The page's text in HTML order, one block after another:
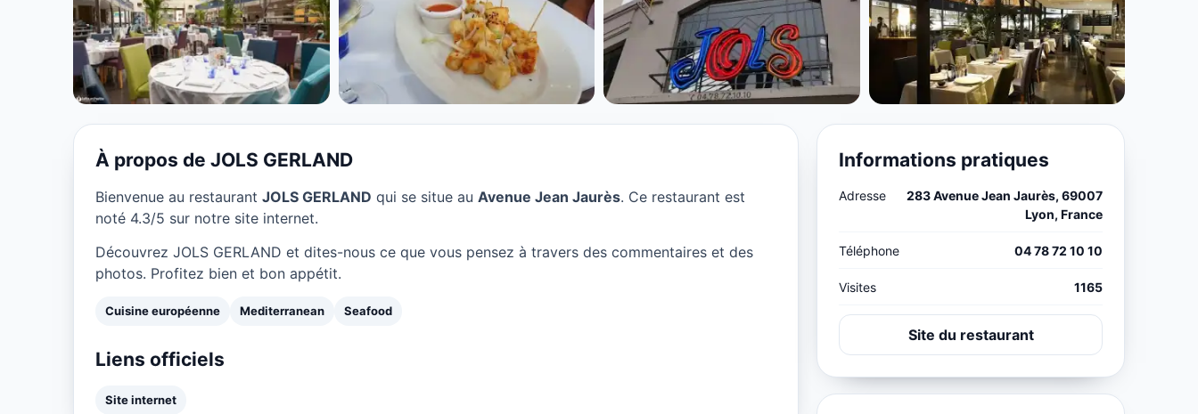
CUISINE EUROPÉENNE
JOLS GERLAND à Lyon
★ 4.3/5
À propos de JOLS GERLAND
Bienvenue au restaurant JOLS GERLAND qui se situe au Avenue Jean Jaurès. Ce restaurant est
noté 4.3/5 sur notre site internet.
Découvrez JOLS GERLAND et dites-nous ce que vous pensez à travers des commentaires et des
photos. Profitez bien et bon appétit.
Cuisine européenne Mediterranean Seafood
Liens officiels
Site internet
Informations pratiques
Adresse
283 Avenue Jean Jaurès, 69007
Lyon, France
Téléphone 04 78 72 10 10
Visites 1165
Site du restaurant